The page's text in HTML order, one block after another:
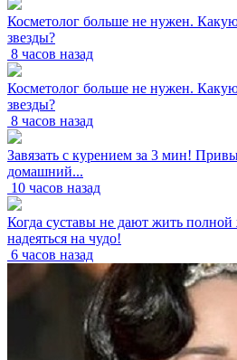
Косметолог больше не нужен.
звезды?
8 часов назад
Косметолог больше не нужен.
звезды?
8 часов назад
Завязать с курением за 3 мин!
домашний...
10 часов назад
Когда суставы не дают жить полной
надеяться на чудо!
6 часов назад